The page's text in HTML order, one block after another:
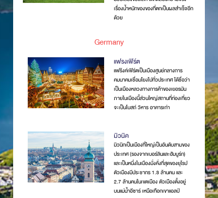
เรื่องน้ำหนักของของที่ตกเป็นผลสำเร็จอีก
ด้วย
Germany
แฟรงเฟิร์ต
แฟร้งค์เฟิร์ตเป็นเมืองศูนย์กลางการ
คมนาคมเชื่อมโยงไปทั่วประเทศ ได้ชื่อว่า
เป็นเมืองหลวงทางการค้าของเยอรมัน
ภายในเมืองนี้ส่วนใหญ่สถานที่ท่องเที่ยว
จะเป็นโบสถ์ วิหาร อาคารเก่า
มิวนิค
มิวนิกเป็นเมืองที่ใหญ่เป็นอันดับสามของ
ประเทศ (รองจากเบอร์ลินและฮัมบูร์ก)
และเป็นหนึ่งในเมืองมั่งคั่งที่สุดของยุโรป
ตัวเมืองมีประชากร 1.3 ล้านคน และ
2.7 ล้านคนในเขตเมือง ตัวเมืองตั้งอยู่
บนแม่น้ำอีซาร์ เหนือเทือกเขาแอลป์